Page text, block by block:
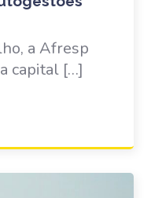
a Afresp
capital […]